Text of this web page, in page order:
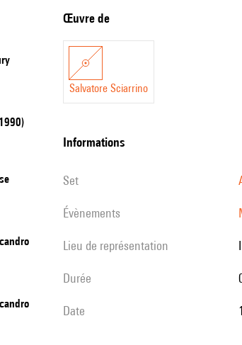
Œuvre de
Salvatore Sciarrino
informations
set
évènements
Lieu de représentation
durée
date